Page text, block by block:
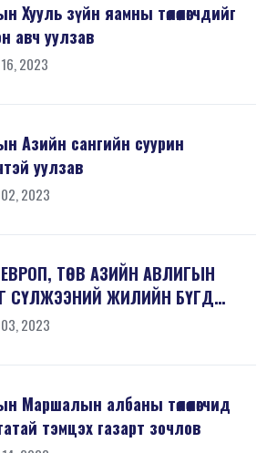
Хууль зүйн яамны төлөөлөгчдийг
авч уулзав
2023
Азийн сангийн суурин
уулзав
02, 2023
ТӨВ АЗИЙН АВЛИГЫН
СҮЛЖЭЭНИЙ ЖИЛИЙН БҮГД
ОРОЛЦ...
2023
Маршалын албаны төлөөлөгчид
тэмцэх газарт зочлов